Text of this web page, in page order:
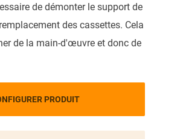
de démonter le support de
des cassettes. Cela
de la main-d'œuvre et donc de
PRODUIT